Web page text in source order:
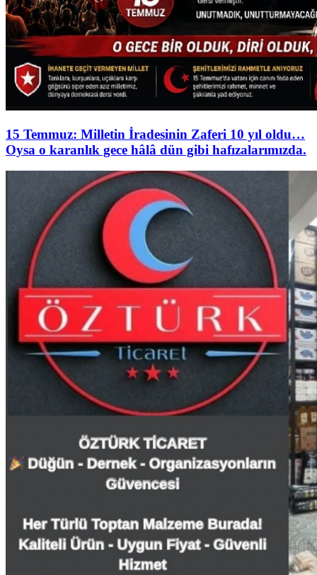
15 Temmuz: Milletin İradesinin Zaferi 10 yıl oldu…
Oysa o karanlık gece hâlâ dün gibi hafızalarımızda.